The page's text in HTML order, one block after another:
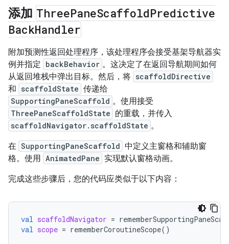
添加 ThreePaneScaffoldPredictive
BackHandler
附加预测性返回处理程序，该处理程序会接受基架导航器实
例并指定 backBehavior 。这决定了在返回导航期间如何
从返回堆栈中弹出目标。然后，将 scaffoldDirective
和 scaffoldState 传递给
SupportingPaneScaffold 。使用接受
ThreePaneScaffoldState 的重载，并传入
scaffoldNavigator.scaffoldState 。
在 SupportingPaneScaffold 中定义主窗格和辅助窗
格。使用 AnimatedPane 实现默认窗格动画。
完成这些步骤后，您的代码应类似于以下内容：
val scaffoldNavigator =
val scope = rememberCoroutineScope()